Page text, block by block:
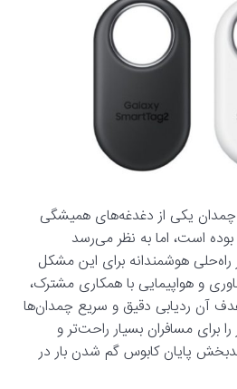
یکی از دغدغه‌های همیشگی
است، اما به نظر می‌رسد
هوشمندانه برای این مشکل
و هواپیمایی با همکاری مشترک،
هدف آن ردیابی دقیق و سریع چمدان‌ها
برای مسافران بسیار راحت‌تر و
پایان کابوس گم شدن بار در